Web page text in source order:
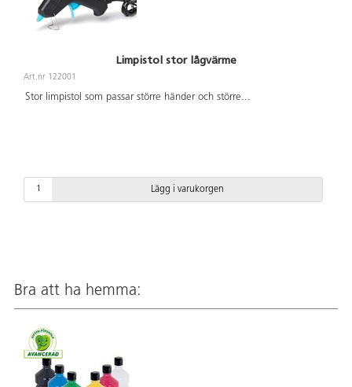
Limpistol stor lågvärme
Art.nr 122001
Stor limpistol som passar större händer och större...
Lägg i varukorgen
Bra att ha hemma: